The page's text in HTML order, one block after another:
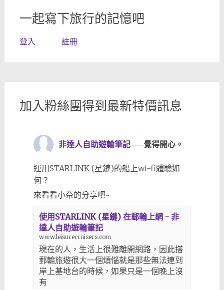
一起寫下旅行的記憶吧
登入 註冊
加入粉絲團得到最新特價訊息
非達人自助遊輪筆記 ──覺得開心。
運用STARLINK (星鏈)的船上wi-fi體驗如
何？
來看看小奈的分享吧~
使用STARLINK (星鏈) 在郵輪上網 - 非
達人自助遊輪筆記
www.leisurecruisers.com
現在的人，生活上很難離開網路，因此搭
郵輪旅遊很大一個煩惱就是那些無法連到
岸上基地台的時候，如果只是一個晚上沒
有